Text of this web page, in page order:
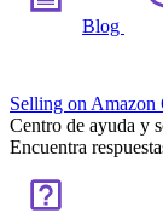
Blog
Selling on Amazon
Centro de ayuda y
Encuentra